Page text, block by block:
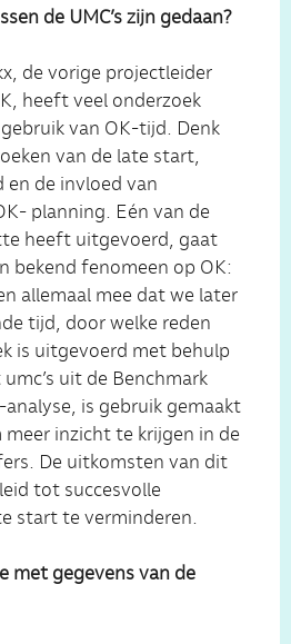
de UMC’s zijn gedaan?
de vorige projectleider
heeft veel onderzoek
van OK-tijd. Denk
van de late start,
en de invloed van
planning. Eén van de
heeft uitgevoerd, gaat
bekend fenomeen op OK:
allemaal mee dat we later
tijd, door welke reden
is uitgevoerd met behulp
uit de Benchmark
is gebruik gemaakt
inzicht te krijgen in de
De uitkomsten van dit
tot succesvolle
start te verminderen.
met gegevens van de